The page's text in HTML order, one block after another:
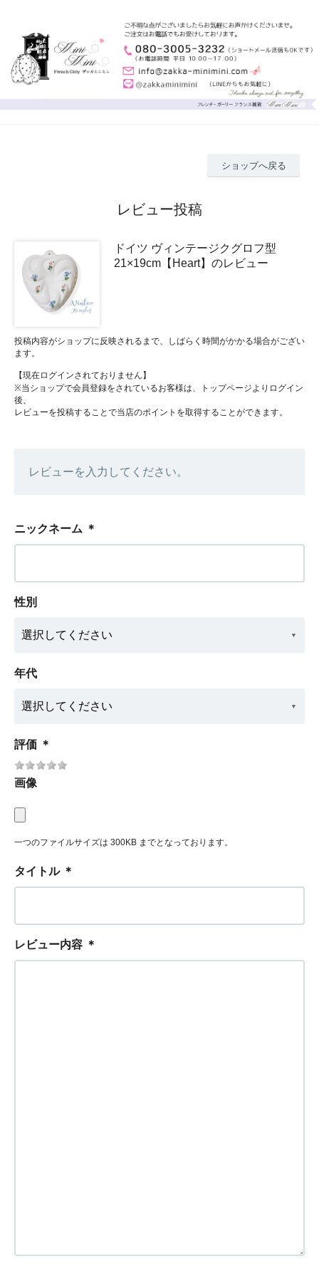
ショップへ戻る
レビュー投稿
ドイツ ヴィンテージクグロフ型
21×19cm【Heart】のレビュー
投稿内容がショップに反映されるまで、しばらく時間がかかる場合がござい
ます。
【現在ログインされておりません】
※当ショップで会員登録をされているお客様は、トップページよりログイン
後、
レビューを投稿することで当店のポイントを取得することができます。
レビューを入力してください。
ニックネーム ＊
性別
年代
評価 ＊
画像
一つのファイルサイズは 300KB までとなっております。
タイトル ＊
レビュー内容 ＊